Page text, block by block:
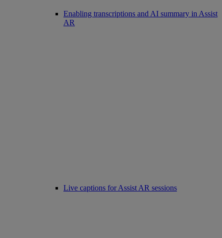
Enabling transcriptions and AI summary in Assist
AR
Live captions for Assist AR sessions